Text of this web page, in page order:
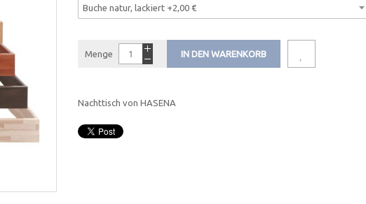
Menge IN DEN WARENKORB
Nachttisch von HASENA